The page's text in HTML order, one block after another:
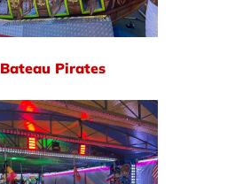
Bateau Pirates